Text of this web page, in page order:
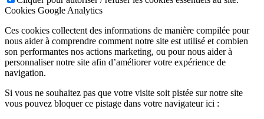
Cookies Google Analytics
Ces cookies collectent des informations de manière compilée pour
nous aider à comprendre comment notre site est utilisé et combien
son performantes nos actions marketing, ou pour nous aider à
personnaliser notre site afin d’améliorer votre expérience de
navigation.
Si vous ne souhaitez pas que votre visite soit pistée sur notre site
vous pouvez bloquer ce pistage dans votre navigateur ici :